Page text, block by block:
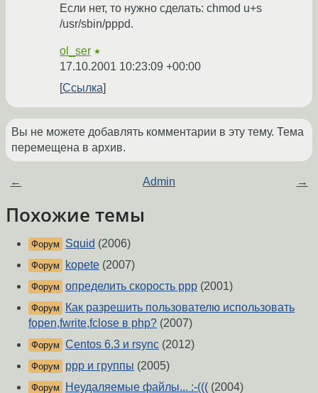
Если нет, то нужно сделать: chmod u+s
/usr/sbin/pppd.
ol_ser ★
17.10.2001 10:23:09 +00:00
Ссылка
Вы не можете добавлять комментарии в эту тему. Тема
перемещена в архив.
← Admin →
Похожие темы
Форум Squid (2006)
Форум kopete (2007)
Форум определить скорость ppp (2001)
Форум
Как разрешить пользователю использовать
fopen,fwrite,fclose в php? (2007)
Форум Centos 6.3 и rsync (2012)
Форум ppp и группы (2005)
Форум Неудаляемые файлы... :-((( (2004)